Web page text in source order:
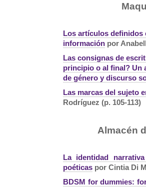
Los artículos
información por
Las consignas de
principio o al final? Un
de género y discurso
Las marcas del sujeto
Rodríguez (p. 105-113)
Almacén
La identidad
poéticas por Cintia Di
BDSM for dummies: